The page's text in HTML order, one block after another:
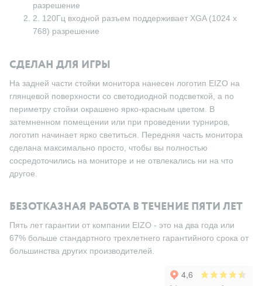
разрешение
2. 120Гц входной разъем поддерживает XGA (1024 х
768) разрешение
СДЕЛАН ДЛЯ ИГРЫ
На задней части стойки монитора нанесен логотип EIZO на
глянцевой поверхности со светодиодной подсветкой, а по
периметру стойки окрашено ярко-красным цветом. В
затемненном помещении или при проведении турниров,
логотип начинает ярко светиться. Передняя часть монитора
сделана максимально просто, чтобы вы полностью
сосредоточились на мониторе и не отвлекались ни на что
другое.
БЕЗОТКАЗНАЯ РАБОТА В ТЕЧЕНИЕ ПЯТИ ЛЕТ
Пять лет гарантии от компании EIZO - это на два года или
67% больше стандартного трехлетнего гарантийного срока от
большинства других производителей.